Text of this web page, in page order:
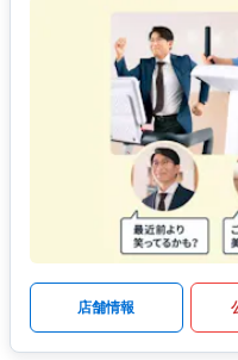
店舗情報